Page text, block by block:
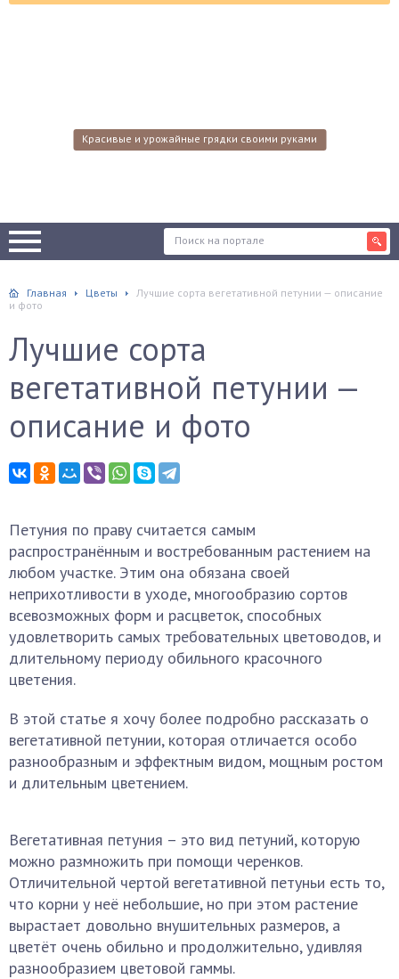
Красивые и урожайные грядки своими руками
Главная Цветы
Лучшие сорта вегетативной петунии — описание
и фото
Лучшие сорта
вегетативной петунии —
описание и фото
Петуния по праву считается самым
распространённым и востребованным растением на
любом участке. Этим она обязана своей
неприхотливости в уходе, многообразию сортов
всевозможных форм и расцветок, способных
удовлетворить самых требовательных цветоводов, и
длительному периоду обильного красочного
цветения.
В этой статье я хочу более подробно рассказать о
вегетативной петунии, которая отличается особо
разнообразным и эффектным видом, мощным ростом
и длительным цветением.
Вегетативная петуния – это вид петуний, которую
можно размножить при помощи черенков.
Отличительной чертой вегетативной петуньи есть то,
что корни у неё небольшие, но при этом растение
вырастает довольно внушительных размеров, а
цветёт очень обильно и продолжительно, удивляя
разнообразием цветовой гаммы.